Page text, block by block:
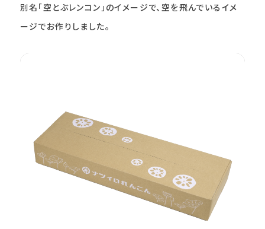
別名「空とぶレンコン」のイメージで、空を飛んでいるイメ
ージでお作りしました。